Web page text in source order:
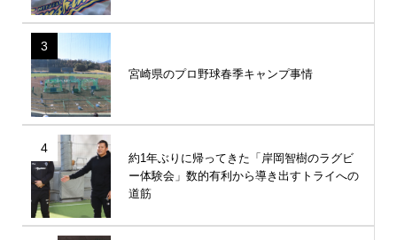
3
宮崎県のプロ野球春季キャンプ事情
4
約1年ぶりに帰ってきた「岸岡智樹のラグビ
ー体験会」数的有利から導き出すトライへの
道筋